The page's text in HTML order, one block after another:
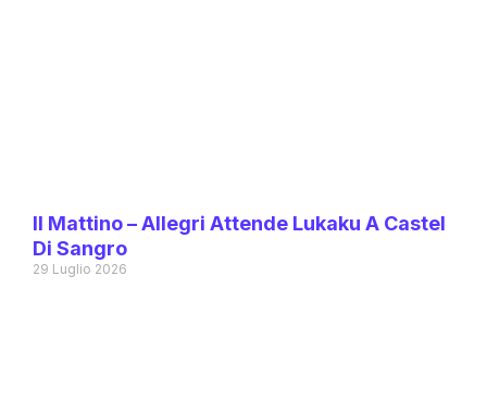
Il Mattino – Allegri Attende Lukaku A Castel
Di Sangro
29 Luglio 2026